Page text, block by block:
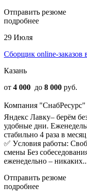
Отправить резюме
подробнее
29 Июля
Сборщик online-заказов
Казань
от 4 000 до 8 000 руб.
Компания "СнабРесурс"
Яндекс Лавку– берём
удoбныe дни.
стабильно 4 раза в
✅ Уcловия paботы:
cмeны Без
еженедельно –
Отправить резюме
подробнее